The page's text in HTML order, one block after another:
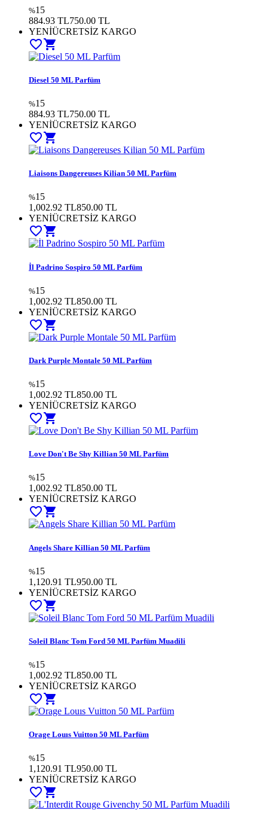
%15
884.93 TL750.00 TL
YENİÜCRETSİZ KARGO
favorite_bordershopping_cart
Diesel 50 ML Parfüm
%15
884.93 TL750.00 TL
YENİÜCRETSİZ KARGO
favorite_bordershopping_cart
Liaisons Dangereuses Kilian 50 ML Parfüm
%15
1,002.92 TL850.00 TL
YENİÜCRETSİZ KARGO
favorite_bordershopping_cart
İl Padrino Sospiro 50 ML Parfüm
%15
1,002.92 TL850.00 TL
YENİÜCRETSİZ KARGO
favorite_bordershopping_cart
Dark Purple Montale 50 ML Parfüm
%15
1,002.92 TL850.00 TL
YENİÜCRETSİZ KARGO
favorite_bordershopping_cart
Love Don't Be Shy Killian 50 ML Parfüm
%15
1,002.92 TL850.00 TL
YENİÜCRETSİZ KARGO
favorite_bordershopping_cart
Angels Share Killian 50 ML Parfüm
%15
1,120.91 TL950.00 TL
YENİÜCRETSİZ KARGO
favorite_bordershopping_cart
Soleil Blanc Tom Ford 50 ML Parfüm Muadili
%15
1,002.92 TL850.00 TL
YENİÜCRETSİZ KARGO
favorite_bordershopping_cart
Orage Louıs Vuitton 50 ML Parfüm
%15
1,120.91 TL950.00 TL
YENİÜCRETSİZ KARGO
favorite_border shopping_cart